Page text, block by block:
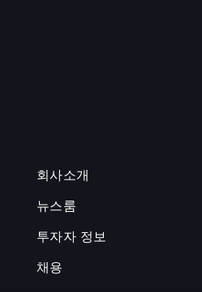
회사소개
뉴스룸
투자자 정보
채용